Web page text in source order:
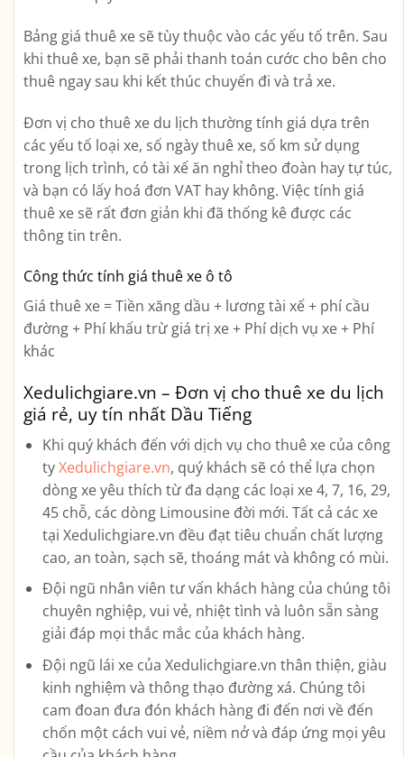
Bảng giá thuê xe sẽ tùy thuộc vào các yếu tố trên. Sau
khi thuê xe, bạn sẽ phải thanh toán cước cho bên cho
thuê ngay sau khi kết thúc chuyến đi và trả xe.
Đơn vị cho thuê xe du lịch thường tính giá dựa trên
các yếu tố loại xe, số ngày thuê xe, số km sử dụng
trong lịch trình, có tài xế ăn nghỉ theo đoàn hay tự túc,
và bạn có lấy hoá đơn VAT hay không. Việc tính giá
thuê xe sẽ rất đơn giản khi đã thống kê được các
thông tin trên.
Công thức tính giá thuê xe ô tô
Giá thuê xe = Tiền xăng dầu + lương tài xế + phí cầu
đường + Phí khấu trừ giá trị xe + Phí dịch vụ xe + Phí
khác
Xedulichgiare.vn – Đơn vị cho thuê xe du lịch
giá rẻ, uy tín nhất Dầu Tiếng
Khi quý khách đến với dịch vụ cho thuê xe của công
tyXedulichgiare.vn, quý khách sẽ có thể lựa chọn
dòng xe yêu thích từ đa dạng các loại xe4, 7, 16, 29,
45 chỗ, các dòng Limousine đời mới. Tất cả các xe
tại Xedulichgiare.vn đều đạt tiêu chuẩn chất lượng
cao, an toàn, sạch sẽ, thoáng mát và không có mùi.
Đội ngũ nhân viên tư vấn khách hàng của chúng tôi
chuyên nghiệp, vui vẻ, nhiệt tình và luôn sẵn sàng
giải đáp mọi thắc mắc của khách hàng.
Đội ngũ lái xe của Xedulichgiare.vn thân thiện, giàu
kinh nghiệm và thông thạo đường xá. Chúng tôi
cam đoan đưa đón khách hàng đi đến nơi về đến
chốn một cách vui vẻ, niềm nở và đáp ứng mọi yêu